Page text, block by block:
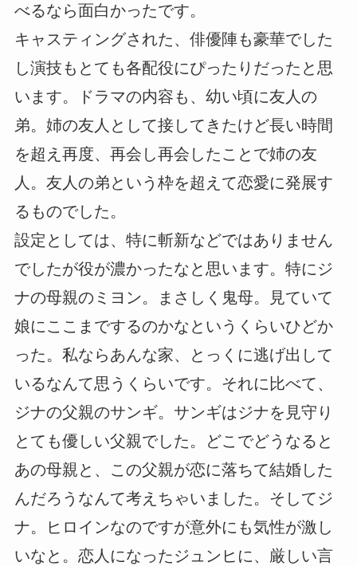
べるなら面白かったです。
キャスティングされた、俳優陣も豪華でした
し演技もとても各配役にぴったりだったと思
います。ドラマの内容も、幼い頃に友人の
弟。姉の友人として接してきたけど長い時間
を超え再度、再会し再会したことで姉の友
人。友人の弟という枠を超えて恋愛に発展す
るものでした。
設定としては、特に斬新などではありません
でしたが役が濃かったなと思います。特にジ
ナの母親のミヨン。まさしく鬼母。見ていて
娘にここまでするのかなというくらいひどか
った。私ならあんな家、とっくに逃げ出して
いるなんて思うくらいです。それに比べて、
ジナの父親のサンギ。サンギはジナを見守り
とても優しい父親でした。どこでどうなると
あの母親と、この父親が恋に落ちて結婚した
んだろうなんて考えちゃいました。そしてジ
ナ。ヒロインなのですが意外にも気性が激し
いなと。恋人になったジュンヒに、厳しい言